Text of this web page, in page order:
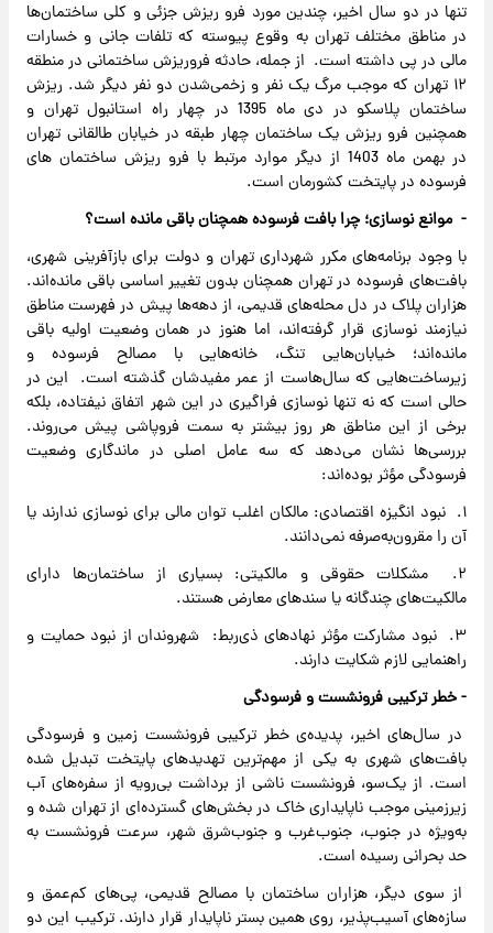
تنها در دو سال اخیر، چندین مورد فرو ریزش جزئی و کلی ساختمان‌ها
در مناطق مختلف تهران به وقوع پیوسته که تلفات جانی و خسارات
مالی در پی داشته است. از جمله، حادثه فروریزش ساختمانی در منطقه
۱۲ تهران که موجب مرگ یک نفر و زخمی‌شدن دو نفر دیگر شد. ریزش
ساختمان پلاسکو در دی ماه 1395 در چهار راه استانبول تهران و
همچنین فرو ریزش یک ساختمان چهار طبقه در خیابان طالقانی تهران
در بهمن ماه 1403 از دیگر موارد مرتبط با فرو ریزش ساختمان های
فرسوده در پایتخت کشورمان است.
- موانعنوسازی؛ چرا بافتفرسودههمچنانباقی‌ماندهاست؟
با وجود برنامه‌های مکرر شهرداری تهران و دولت برای بازآفرینی شهری،
بافت‌های فرسوده در تهران همچنان بدون تغییر اساسی باقی مانده‌اند.
هزاران پلاک در دل محله‌های قدیمی، از دهه‌ها پیش در فهرست مناطق
نیازمند نوسازی قرار گرفته‌اند، اما هنوز در همان وضعیت اولیه باقی
مانده‌اند؛ خیابان‌هایی تنگ، خانه‌هایی با مصالح فرسوده و
زیرساخت‌هایی که سال‌هاست از عمر مفیدشان گذشته است. این در
حالی است که نه تنها نوسازی فراگیری در این شهر اتفاق نیفتاده، بلکه
برخی از این مناطق هر روز بیشتر به سمت فروپاشی پیش می‌روند.
بررسی‌ها نشان می‌دهد که سه عامل اصلی در ماندگاری وضعیت
فرسودگی مؤثر بوده‌اند:
۱. نبود انگیزه اقتصادی: مالکان اغلب توان مالی برای نوسازی ندارند یا
آن را مقرون‌به‌صرفه نمی‌دانند.
۲. مشکلات حقوقی و مالکیتی: بسیاری از ساختمان‌ها دارای
مالکیت‌های چندگانه یا سندهای معارض هستند.
۳. نبود مشارکت مؤثر نهادهای ذی‌ربط: شهروندان از نبود حمایت و
راهنمایی لازم شکایت دارند.
-خطرترکیبیفرونشستو فرسودگی
در سال‌های اخیر، پدیده‌ی خطر ترکیبی فرونشست زمین و فرسودگی
بافت‌های شهری به یکی از مهم‌ترین تهدیدهای پایتخت تبدیل شده
است. از یک‌سو، فرونشست ناشی از برداشت بی‌رویه از سفره‌های آب
زیرزمینی موجب ناپایداری خاک در بخش‌های گسترده‌ای از تهران شده و
به‌ویژه در جنوب، جنوب‌غرب و جنوب‌شرق شهر، سرعت فرونشست به
حد بحرانی رسیده است.
از سوی دیگر، هزاران ساختمان با مصالح قدیمی، پی‌های کم‌عمق و
سازه‌های آسیب‌پذیر، روی همین بستر ناپایدار قرار دارند. ترکیب این دو